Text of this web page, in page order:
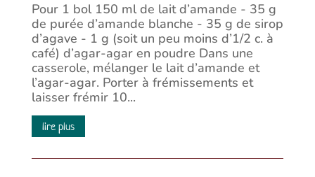
Pour 1 bol 150 ml de lait d’amande - 35 g
de purée d’amande blanche - 35 g de sirop
d’agave - 1 g (soit un peu moins d’1/2 c. à
café) d’agar-agar en poudre Dans une
casserole, mélanger le lait d’amande et
l’agar-agar. Porter à frémissements et
laisser frémir 10...
lire plus